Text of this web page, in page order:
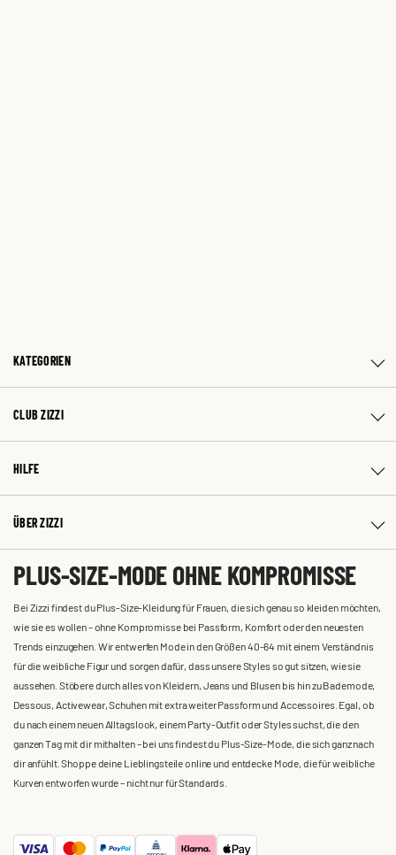
KATEGORIEN
CLUB ZIZZI
HILFE
ÜBER ZIZZI
PLUS-SIZE-MODE OHNE KOMPROMISSE
Bei Zizzi findest du Plus-Size-Kleidung für Frauen, die sich genau so kleiden möchten,
wie sie es wollen – ohne Kompromisse bei Passform, Komfort oder den neuesten
Trends einzugehen. Wir entwerfen Mode in den Größen 40-64 mit einem Verständnis
für die weibliche Figur und sorgen dafür, dass unsere Styles so gut sitzen, wie sie
aussehen. Stöbere durch alles von Kleidern, Jeans und Blusen bis hin zu Bademode,
Dessous, Activewear, Schuhen mit extra weiter Passform und Accessoires. Egal, ob
du nach einem neuen Alltagslook, einem Party-Outfit oder Styles suchst, die den
ganzen Tag mit dir mithalten – bei uns findest du Plus-Size-Mode, die sich ganz nach
dir anfühlt. Shoppe deine Lieblingsteile online und entdecke Mode, die für weibliche
Kurven entworfen wurde – nicht nur für Standards.